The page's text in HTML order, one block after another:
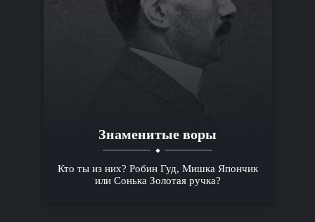
Знаменитые воры
Кто ты из них? Робин Гуд, Мишка Япончик
или Сонька Золотая ручка?